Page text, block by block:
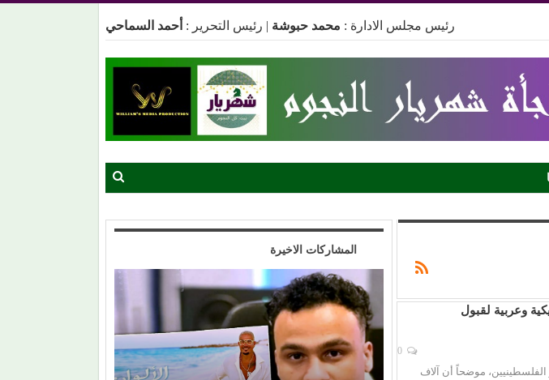
رئيس مجلس الادارة : محمد حبوشة | رئيس التحرير : أحمد السماحي
وعربية لقبول
موضحاً أن آلاف
المشاركات الاخيرة